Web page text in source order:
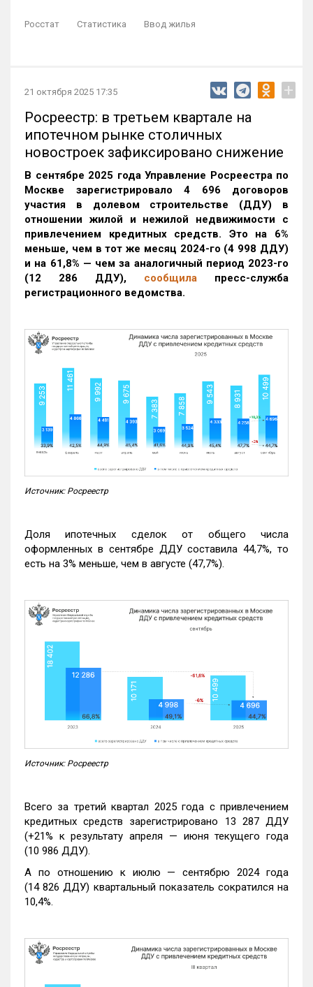
Росстат Статистика Ввод жилья
21 октября 2025 17:35 +
Росреестр: в третьем квартале на
ипотечном рынке столичных
новостроек зафиксировано снижение
В сентябре 2025 года Управление Росреестра по
Москве зарегистрировало 4 696 договоров
участия в долевом строительстве (ДДУ) в
отношении жилой и нежилой недвижимости с
привлечением кредитных средств. Это на 6%
меньше, чем в тот же месяц 2024-го (4 998 ДДУ)
и на 61,8% — чем за аналогичный период 2023-го
(12 286 ДДУ), сообщила пресс-служба
регистрационного ведомства.
Источник: Росреестр
Доля ипотечных сделок от общего числа
оформленных в сентябре ДДУ составила 44,7%, то
есть на 3% меньше, чем в августе (47,7%).
Источник: Росреестр
Всего за третий квартал 2025 года с привлечением
кредитных средств зарегистрировано 13 287 ДДУ
(+21% к результату апреля — июня текущего года
(10 986 ДДУ).
А по отношению к июлю — сентябрю 2024 года
(14 826 ДДУ) квартальный показатель сократился на
10,4%.